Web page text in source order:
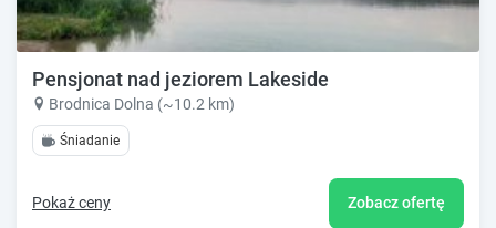
Pensjonat nad jeziorem Lakeside
Brodnica Dolna (~10.2 km)
Śniadanie
Pokaż ceny Zobacz ofertę